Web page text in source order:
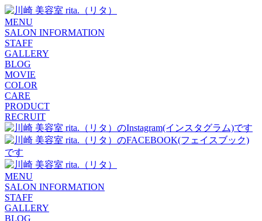
MENU
SALON INFORMATION
STAFF
GALLERY
BLOG
MOVIE
COLOR
CARE
PRODUCT
RECRUIT
MENU
SALON INFORMATION
STAFF
GALLERY
BLOG